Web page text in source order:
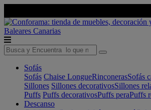
Baleares Canarias
Sofás
Sofás Chaise LongueRinconerasSofás
Sillones Sillones decorativosSillones
Puffs Puffs decorativosPuffs peraPuffs
Descanso